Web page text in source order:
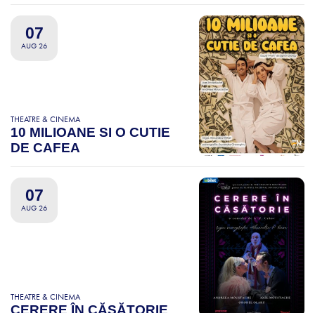
07
AUG 26
THEATRE & CINEMA
10 MILIOANE SI O CUTIE
DE CAFEA
07
AUG 26
THEATRE & CINEMA